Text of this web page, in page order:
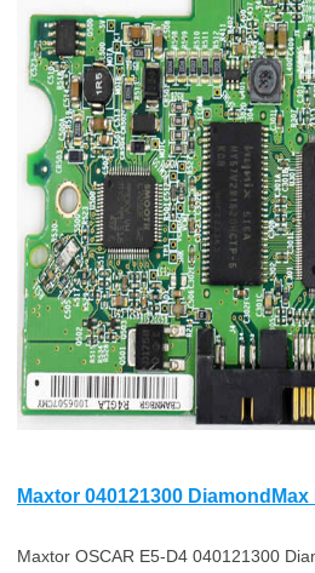
Maxtor 040121300
Maxtor OSCAR E5-D4 040121300